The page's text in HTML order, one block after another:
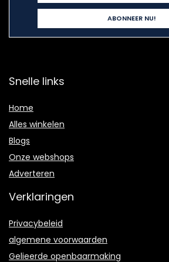
Snelle links
Home
Alles winkelen
Blogs
Onze webshops
Adverteren
Verklaringen
Privacybeleid
algemene voorwaarden
Gelieerde openbaarmaking